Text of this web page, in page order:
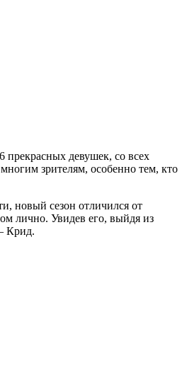
прекрасных девушек, со всех
зрителям, особенно тем, кто
новый сезон отличился от
лично. Увидев его, выйдя из
Крид.